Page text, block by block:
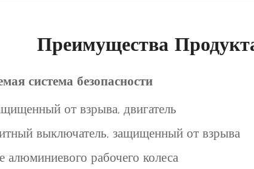
Преимущества
система безопасности
от взрыва, двигатель
выключатель, защищенный от взрыва
алюминиевого рабочего колеса